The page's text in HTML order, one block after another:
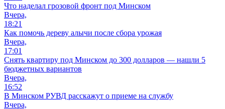
Что наделал грозовой фронт под Минском
Вчера,
18:21
Как помочь дереву алычи после сбора урожая
Вчера,
17:01
Снять квартиру под Минском до 300 долларов — нашли 5
бюджетных вариантов
Вчера,
16:52
В Минском РУВД расскажут о приеме на службу
Вчера,